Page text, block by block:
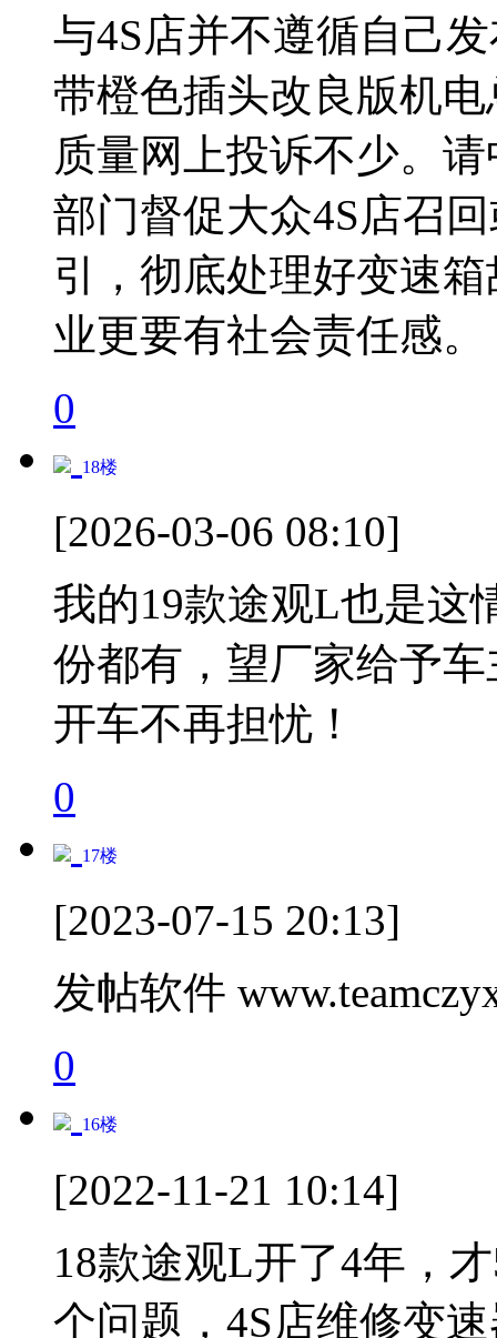
与4S店并不遵循自己
带橙色插头改良版机
质量网上投诉不少。
部门督促大众4S店召
引，彻底处理好变速
业更要有社会责任感。
0
18楼
[2026-03-06 08:10]
我的19款途观L也是这
份都有，望厂家给予
开车不再担忧！
0
17楼
[2023-07-15 20:13]
发帖软件
0
16楼
[2022-11-21 10:14]
18款途观L开了4年，
个问题，4S店维修变